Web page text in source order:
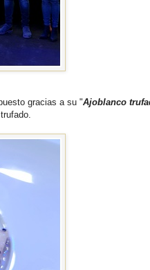
gracias a su "Ajoblanco